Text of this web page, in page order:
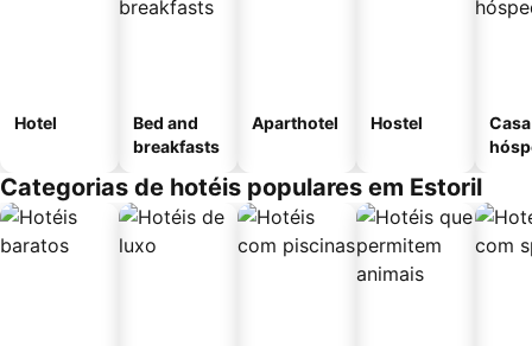
Hotel
Bed and
breakfasts
Aparthotel Hostel
Categorias de hotéis populares em Estoril